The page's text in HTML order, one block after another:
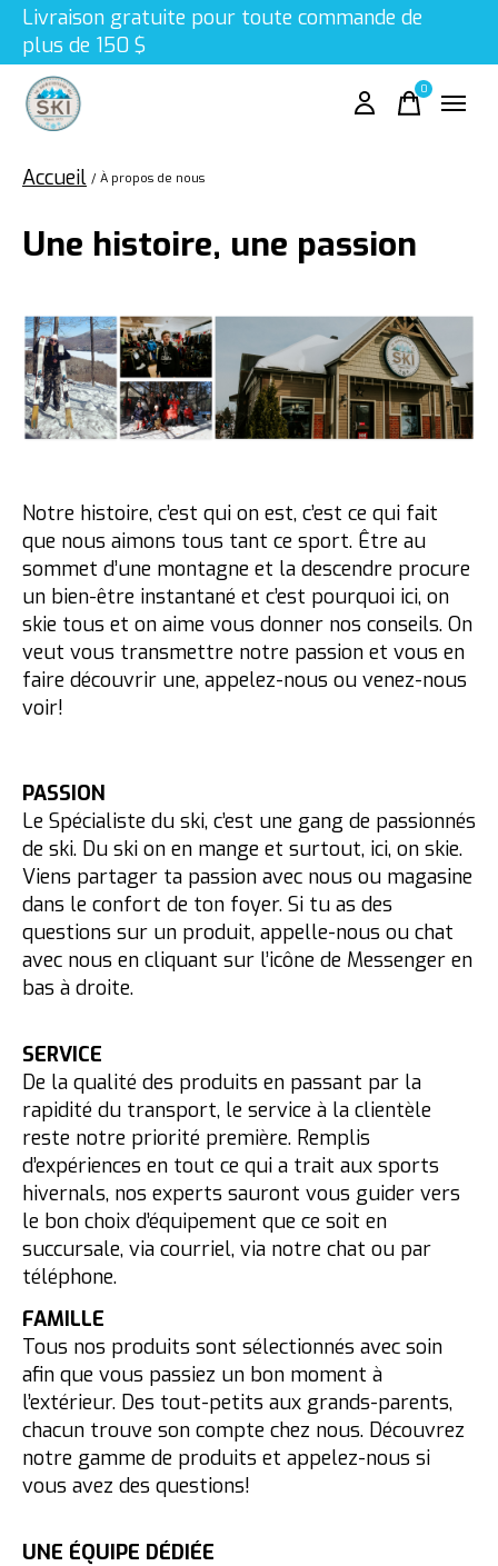
Livraison gratuite pour toute commande de
plus de 150 $
0items
Accueil / À propos de nous
Une histoire, une passion
Notre histoire, c’est qui on est, c’est ce qui fait
que nous aimons tous tant ce sport. Être au
sommet d’une montagne et la descendre procure
un bien-être instantané et c’est pourquoi ici, on
skie tous et on aime vous donner nos conseils. On
veut vous transmettre notre passion et vous en
faire découvrir une, appelez-nous ou venez-nous
voir!
PASSION
Le Spécialiste du ski, c’est une gang de passionnés
de ski. Du ski on en mange et surtout, ici, on skie.
Viens partager ta passion avec nous ou magasine
dans le confort de ton foyer. Si tu as des
questions sur un produit, appelle-nous ou chat
avec nous en cliquant sur l’icône de Messenger en
bas à droite.
SERVICE
De la qualité des produits en passant par la
rapidité du transport, le service à la clientèle
reste notre priorité première. Remplis
d’expériences en tout ce qui a trait aux sports
hivernals, nos experts sauront vous guider vers
le bon choix d’équipement que ce soit en
succursale, via courriel, via notre chat ou par
téléphone.
FAMILLE
Tous nos produits sont sélectionnés avec soin
afin que vous passiez un bon moment à
l’extérieur. Des tout-petits aux grands-parents,
chacun trouve son compte chez nous. Découvrez
notre gamme de produits et appelez-nous si
vous avez des questions!
UNE ÉQUIPE DÉDIÉE